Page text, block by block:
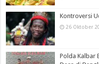
Kontroversi
26 Oktober
Polda Kalbar